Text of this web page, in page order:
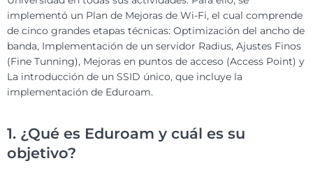
implementó un Plan de Mejoras de Wi-Fi, el cual comprende
de cinco grandes etapas técnicas: Optimización del ancho de
banda, Implementación de un servidor Radius, Ajustes Finos
(Fine Tunning), Mejoras en puntos de acceso (Access Point) y
La introducción de un SSID único, que incluye la
implementación de Eduroam.
1. ¿Qué es Eduroam y cuál es su
objetivo?